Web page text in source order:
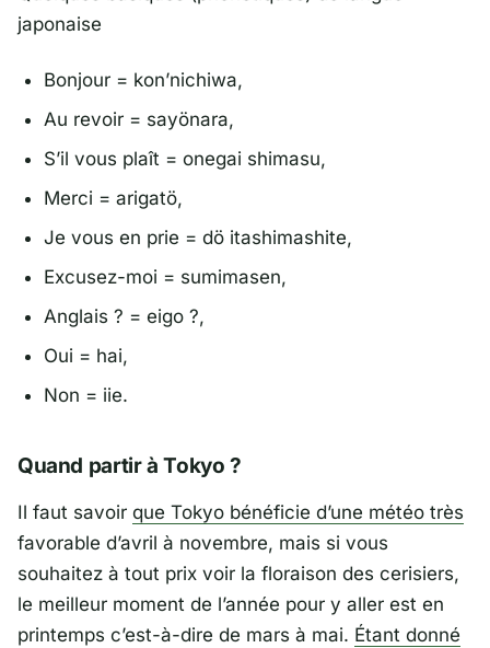
japonaise
Bonjour = kon’nichiwa,
Au revoir = sayönara,
S’il vous plaît = onegai shimasu,
Merci = arigatö,
Je vous en prie = dö itashimashite,
Excusez-moi = sumimasen,
Anglais ? = eigo ?,
Oui = hai,
Non = iie.
Quand partir à Tokyo ?
Il faut savoir que Tokyo bénéficie d’une météo très
favorable d’avril à novembre, mais si vous
souhaitez à tout prix voir la floraison des cerisiers,
le meilleur moment de l’année pour y aller est en
printemps c’est-à-dire de mars à mai. Étant donné